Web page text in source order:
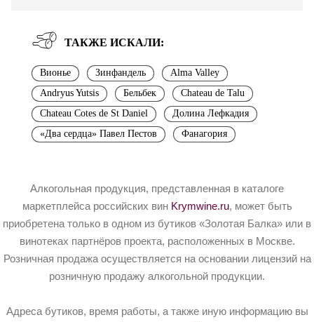
ТАКЖЕ ИСКАЛИ:
Вионье Зинфандель
Alma Valley
Andryus Yutsis
Бельбек
Chateau de Talu
Chateau Cotes de St Daniel
Долина Лефкадия
«Два сердца» Павел Пестов
Фанагория
Алкогольная продукция, представленная в каталоге
маркетплейса российских вин Krymwine.ru, может быть
приобретена только в одном из бутиков «Золотая Балка» или в
винотеках партнёров проекта, расположенных в Москве.
Розничная продажа осуществляется на основании лицензий на
розничную продажу алкогольной продукции.
Адреса бутиков, время работы, а также иную информацию вы